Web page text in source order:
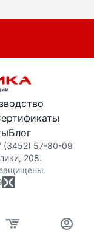
Блог
(3452) 57-80-09
208.